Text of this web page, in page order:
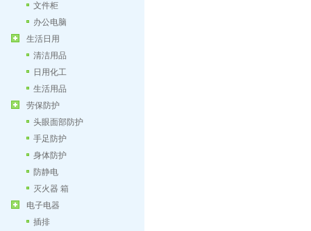
文件柜
办公电脑
生活日用
清洁用品
日用化工
生活用品
劳保防护
头眼面部防护
手足防护
身体防护
防静电
灭火器 箱
电子电器
插排